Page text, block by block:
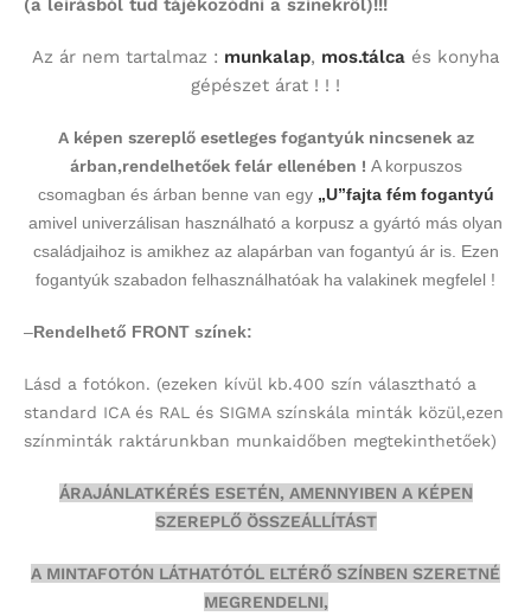
(a leírásból tud tájékozódni a színekről)!!!
Az ár nem tartalmaz : munkalap, mos.tálca és konyha
gépészet árat ! ! !
A képen szereplő esetleges fogantyúk nincsenek az
árban,rendelhetőek felár ellenében ! A korpuszos
csomagban és árban benne van egy „U”fajta fém fogantyú
amivel univerzálisan használható a korpusz a gyártó más olyan
családjaihoz is amikhez az alapárban van fogantyú ár is. Ezen
fogantyúk szabadon felhasználhatóak ha valakinek megfelel !
–Rendelhető FRONT színek:
Lásd a fotókon. (ezeken kívül kb.400 szín választható a
standard ICA és RAL és SIGMA színskála minták közül,ezen
színminták raktárunkban munkaidőben megtekinthetőek)
ÁRAJÁNLATKÉRÉS ESETÉN, AMENNYIBEN A KÉPEN
SZEREPLŐ ÖSSZEÁLLÍTÁST
A MINTAFOTÓN LÁTHATÓTÓL ELTÉRŐ SZÍNBEN SZERETNÉ
MEGRENDELNI,